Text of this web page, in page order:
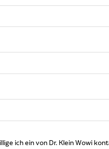
ich ein von Dr. Klein Wowi